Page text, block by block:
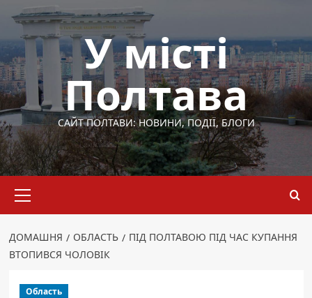
Перейти
вмісту
У місті
Полтава
САЙТ ПОЛТАВИ: НОВИНИ, ПОДІЇ, БЛОГИ
меню
ДОМАШНЯ ОБЛАСТЬ
ПІД ПОЛТАВОЮ ПІД ЧАС КУПАННЯ
ВТОПИВСЯ ЧОЛОВІК
Область